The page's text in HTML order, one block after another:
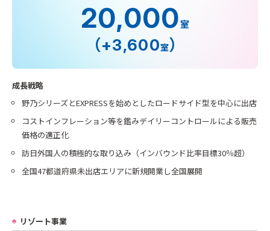
20,000室
（+3,600室）
成長戦略
野乃シリーズとEXPRESSを始めとしたロードサイド型を中心に出店
コストインフレーション等を鑑みデイリーコントロールによる販売
価格の適正化
訪日外国人の積極的な取り込み（インバウンド比率目標30％超）
全国47都道府県未出店エリアに新規開業し全国展開
リゾート事業